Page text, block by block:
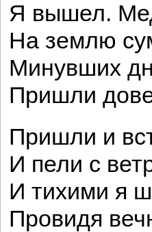
Я вышел.
На землю
Минувших
Пришли
Пришли и
И пели с
И тихими я
Провидя